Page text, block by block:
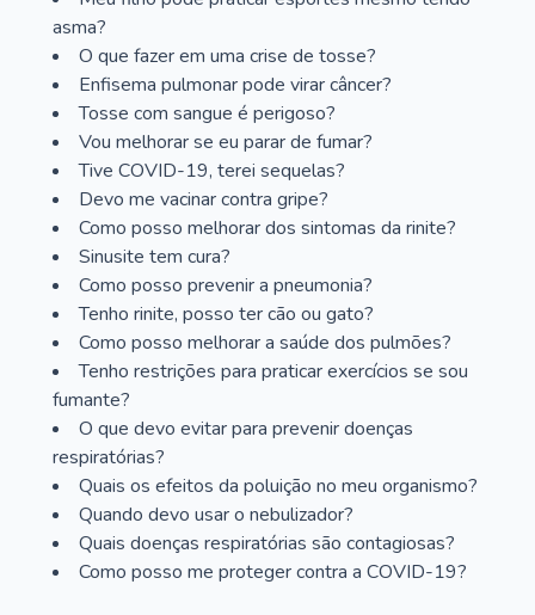
asma?
O que fazer em uma crise de tosse?
Enfisema pulmonar pode virar câncer?
Tosse com sangue é perigoso?
Vou melhorar se eu parar de fumar?
Tive COVID-19, terei sequelas?
Devo me vacinar contra gripe?
Como posso melhorar dos sintomas da rinite?
Sinusite tem cura?
Como posso prevenir a pneumonia?
Tenho rinite, posso ter cão ou gato?
Como posso melhorar a saúde dos pulmões?
Tenho restrições para praticar exercícios se sou
fumante?
O que devo evitar para prevenir doenças
respiratórias?
Quais os efeitos da poluição no meu organismo?
Quando devo usar o nebulizador?
Quais doenças respiratórias são contagiosas?
Como posso me proteger contra a COVID-19?